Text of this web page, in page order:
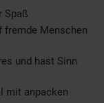
Spaß
fremde Menschen
und hast Sinn
mit anpacken